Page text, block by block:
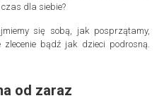
dla siebie?
się sobą, jak posprzątamy,
zlecenie bądź jak dzieci podrosną.
od zaraz